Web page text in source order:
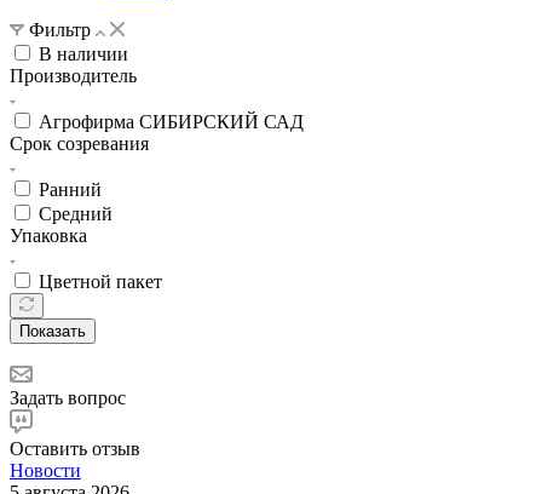
Фильтр
В наличии
Производитель
Агрофирма СИБИРСКИЙ САД
Срок созревания
Ранний
Средний
Упаковка
Цветной пакет
Показать
Задать вопрос
Оставить отзыв
Новости